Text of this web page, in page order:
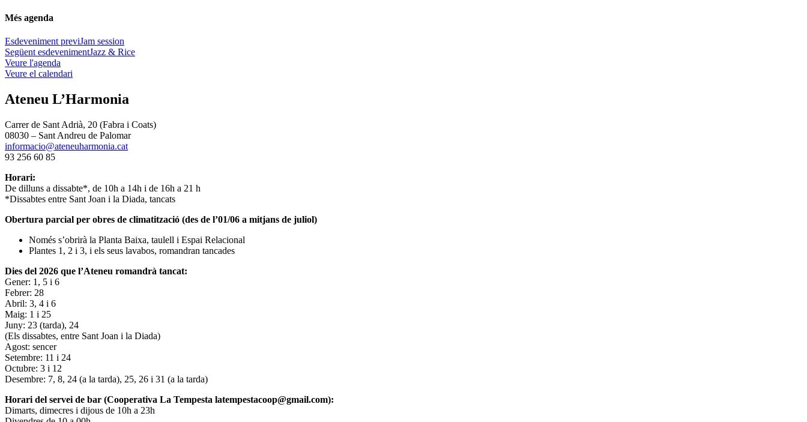
Més agenda
Esdeveniment previJam session
Següent esdevenimentJazz & Rice
Veure l'agenda
Veure el calendari
Ateneu L’Harmonia
Carrer de Sant Adrià, 20 (Fabra i Coats)
08030 – Sant Andreu de Palomar
informacio@ateneuharmonia.cat
93 256 60 85
Horari:
De dilluns a dissabte*, de 10h a 14h i de 16h a 21 h
*Dissabtes entre Sant Joan i la Diada, tancats
Obertura parcial per obres de climatització (des de l’01/06 a mitjans de juliol)
Només s’obrirà la Planta Baixa, taulell i Espai Relacional
Plantes 1, 2 i 3, i els seus lavabos, romandran tancades
Dies del 2026 que l’Ateneu romandrà tancat:
Gener: 1, 5 i 6
Febrer: 28
Abril: 3, 4 i 6
Maig: 1 i 25
Juny: 23 (tarda), 24
(Els dissabtes, entre Sant Joan i la Diada)
Agost: sencer
Setembre: 11 i 24
Octubre: 3 i 12
Desembre: 7, 8, 24 (a la tarda), 25, 26 i 31 (a la tarda)
Horari del servei de bar (Cooperativa La Tempesta latempestacoop@gmail.com):
Dimarts, dimecres i dijous de 10h a 23h